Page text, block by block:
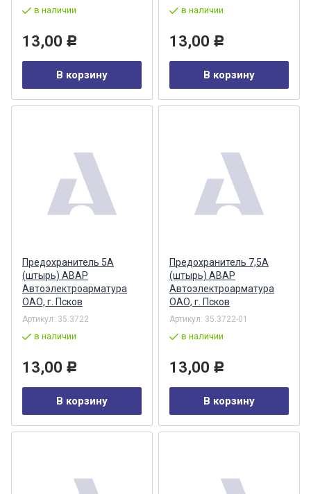
в наличии
13,00 Р
В корзину
в наличии
13,00 Р
В корзину
Предохранитель 5А
(штырь) АВАР
Автоэлектроарматура
ОАО, г. Псков
Артикул: 35.3722
в наличии
13,00 Р
В корзину
Предохранитель 7,5А
(штырь) АВАР
Автоэлектроарматура
ОАО, г. Псков
Артикул: 35.3722-01
в наличии
13,00 Р
В корзину